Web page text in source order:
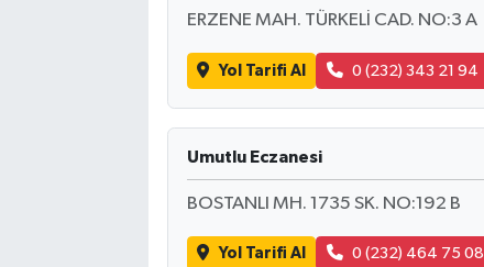
ERZENE MAH. TÜRKELİ CAD. NO:3 A
Yol Tarifi Al 0 (232) 343 21 94
Umutlu Eczanesi
BOSTANLI MH. 1735 SK. NO:192 B
Yol Tarifi Al 0 (232) 464 75 08
Bilim, Teknoloji